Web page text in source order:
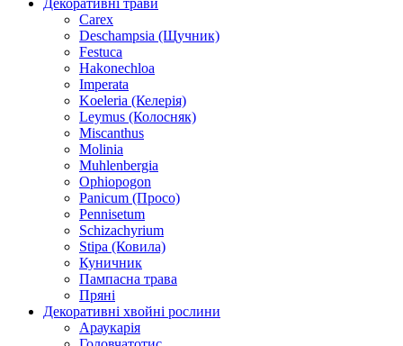
Декоративні трави
Carex
Deschampsia (Щучник)
Festuca
Hakonechloa
Imperata
Koeleria (Келерія)
Leymus (Колосняк)
Miscanthus
Molinia
Muhlenbergia
Ophiopogon
Panicum (Просо)
Pennisetum
Schizachyrium
Stipa (Ковила)
Куничник
Пампасна трава
Пряні
Декоративні хвойні рослини
Араукарія